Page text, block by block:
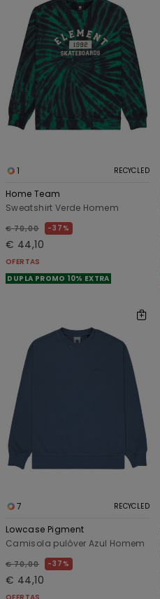
1 RECYCLED
Home Team
Sweatshirt Verde Homem
€ 70,00 37%
€ 44,10
OFERTAS
DUPLA PROMO 10% EXTRA
7 RECYCLED
Lowcase Pigment
Camisola pulôver Azul Homem
€ 70,00 37%
€ 44,10